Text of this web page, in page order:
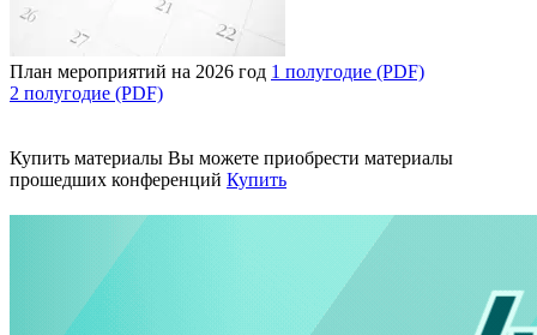
План мероприятий на 2026 год 1 полугодие (PDF)
2 полугодие (PDF)
Купить материалы Вы можете приобрести материалы
прошедших конференций Купить